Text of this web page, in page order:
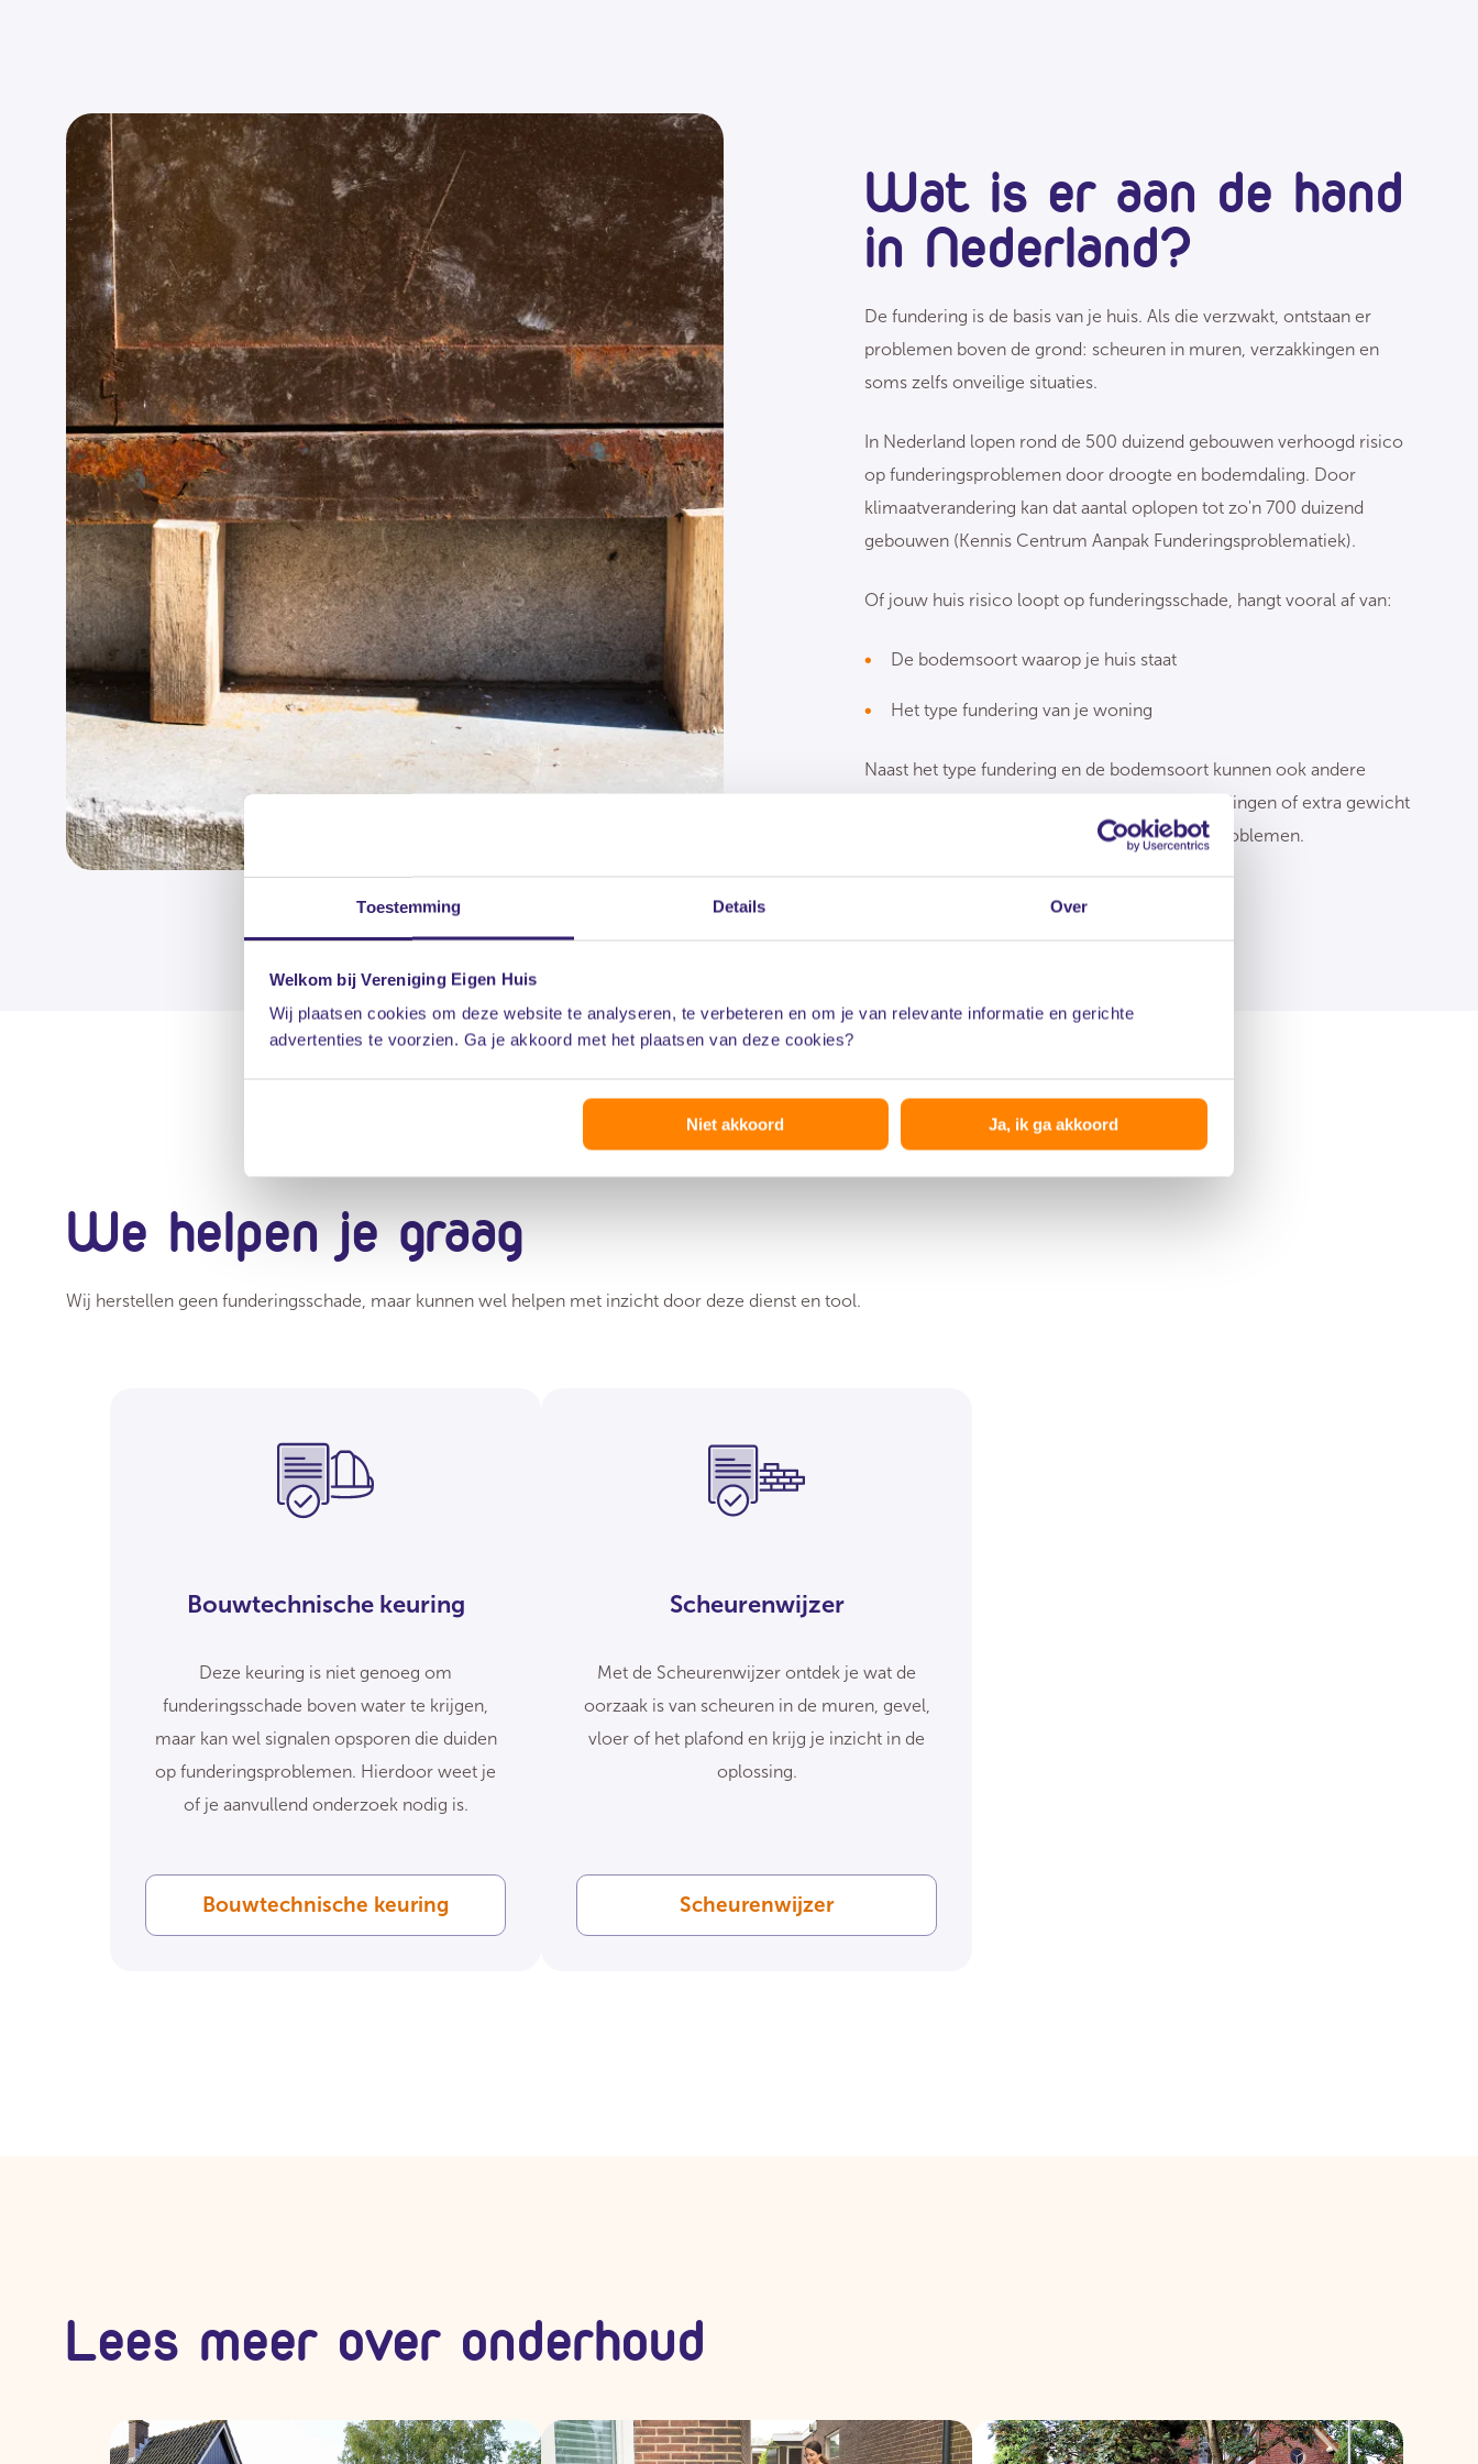
Toestemming Details Over
Welkom bij Vereniging Eigen Huis
Wij plaatsen cookies om deze website te analyseren, te verbeteren en om je van relevante informatie en gerichte
advertenties te voorzien. Ga je akkoord met het plaatsen van deze cookies?
Niet akkoord Ja, ik ga akkoord
Wat is er aan de hand
in Nederland?
De fundering is de basis van je huis. Als die verzwakt, ontstaan er
problemen boven de grond: scheuren in muren, verzakkingen en
soms zelfs onveilige situaties.
In Nederland lopen rond de 500 duizend gebouwen verhoogd risico
op funderingsproblemen door droogte en bodemdaling. Door
klimaatverandering kan dat aantal oplopen tot zo'n 700 duizend
gebouwen (Kennis Centrum Aanpak Funderingsproblematiek).
Of jouw huis risico loopt op funderingsschade, hangt vooral af van:
De bodemsoort waarop je huis staat
Het type fundering van je woning
Naast het type fundering en de bodemsoort kunnen ook andere
oorzaken zoals constructiefouten, ernstige trillingen of extra gewicht
door verbouwingen zorgen voor funderingsproblemen.
We helpen je graag
Wij herstellen geen funderingsschade, maar kunnen wel helpen met inzicht door deze dienst en tool.
Bouwtechnische keuring
Deze keuring is niet genoeg om
funderingsschade boven water te krijgen,
maar kan wel signalen opsporen die duiden
op funderingsproblemen. Hierdoor weet je
of je aanvullend onderzoek nodig is.
Bouwtechnische keuring
Scheurenwijzer
Met de Scheurenwijzer ontdek je wat de
oorzaak is van scheuren in de muren, gevel,
vloer of het plafond en krijg je inzicht in de
oplossing.
Scheurenwijzer
Lees meer over onderhoud